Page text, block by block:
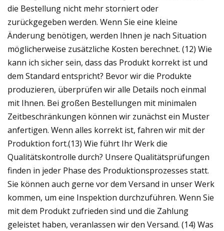
die Bestellung nicht mehr storniert oder
zurückgegeben werden. Wenn Sie eine kleine
Änderung benötigen, werden Ihnen je nach Situation
möglicherweise zusätzliche Kosten berechnet. (12) Wie
kann ich sicher sein, dass das Produkt korrekt ist und
dem Standard entspricht? Bevor wir die Produkte
produzieren, überprüfen wir alle Details noch einmal
mit Ihnen. Bei großen Bestellungen mit minimalen
Zeitbeschränkungen können wir zunächst ein Muster
anfertigen. Wenn alles korrekt ist, fahren wir mit der
Produktion fort.(13) Wie führt Ihr Werk die
Qualitätskontrolle durch? Unsere Qualitätsprüfungen
finden in jeder Phase des Produktionsprozesses statt.
Sie können auch gerne vor dem Versand in unser Werk
kommen, um eine Inspektion durchzuführen. Wenn Sie
mit dem Produkt zufrieden sind und die Zahlung
geleistet haben, veranlassen wir den Versand. (14) Was